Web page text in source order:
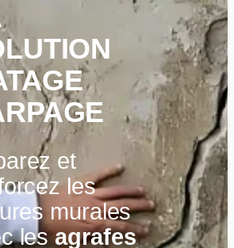
et
les
murales
lesagrafes